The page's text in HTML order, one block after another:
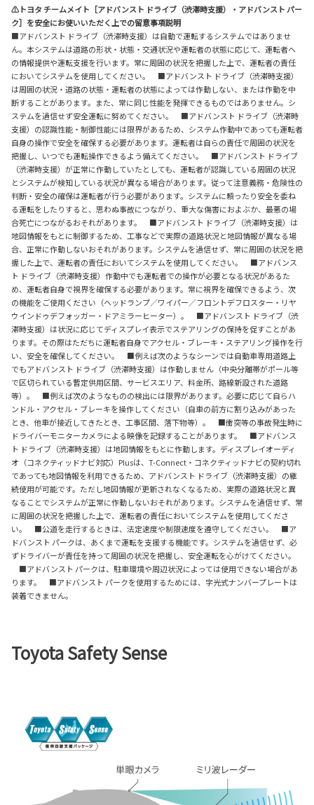
⚠トヨタ チームメイト［アドバンスト ドライブ（渋滞時支援）・アドバンスト パー
ク］を安全にお使いいただく上での留意事項説明
■アドバンスト ドライブ（渋滞時支援）は自動で運転するシステムではありませ
ん。本システムは道路の形状・状態・交通状況や運転者の状態に応じて、運転者へ
の情報提供や運転支援を行います。常に周囲の状況を把握した上で、運転者の責任
においてシステムを使用してください。 ■アドバンスト ドライブ（渋滞時支援）
は周囲の状況・道路の状態・運転者の状態によっては作動しない、または作動を中
断することがあります。また、常に同じ性能を発揮できるものではありません。シ
ステムを過信せず安全運転に努めてください。 ■アドバンスト ドライブ（渋滞時
支援）の認識性能・制御性能には限界があるため、システム作動中であっても運転者
自身の操作で安全を確保する必要があります。運転者は自らの責任で周囲の状況を
把握し、いつでも運転操作できるよう備えてください。 ■アドバンスト ドライブ
（渋滞時支援）が正常に作動していたとしても、運転者が認識している周囲の状況
とシステムが検知している状況が異なる場合があります。従って注意義務・危険性の
判断・安全の確保は運転者が行う必要があります。システムに頼ったり安全を委ね
る運転をしたりすると、思わぬ事故につながり、重大な傷害におよぶか、最悪の場
合死亡につながるおそれがあります。 ■アドバンスト ドライブ（渋滞時支援）は
地図情報をもとに制御するため、工事などで実際の道路状況と地図情報が異なる場
合、正常に作動しないおそれがあります。システムを過信せず、常に周囲の状況を把
握した上で、運転者の責任においてシステムを使用してください。 ■アドバンス
ト ドライブ（渋滞時支援）作動中でも運転者での操作が必要となる状況があるた
め、運転者自身で視界を確保する必要があります。常に視界を確保できるよう、次
の機能をご使用ください（ヘッドランプ／ワイパー／フロントデフロスター・リヤ
ウインドゥデフォッガー・ドアミラーヒーター）。 ■アドバンスト ドライブ（渋
滞時支援）は状況に応じてディスプレイ表示でステアリングの保持を促すことがあ
ります。その際はただちに運転者自身でアクセル・ブレーキ・ステアリング操作を行
い、安全を確保してください。 ■例えば次のようなシーンでは自動車専用道路上
でもアドバンスト ドライブ（渋滞時支援）は作動しません（中央分離帯がポール等
で区切られている暫定供用区間、サービスエリア、料金所、路線新設された道路
等）。 ■例えば次のようなものの検出には限界があります。必要に応じて自らハ
ンドル・アクセル・ブレーキを操作してください（自車の前方に割り込みがあった
とき、他車が接近してきたとき、工事区間、落下物等）。 ■衝突等の事故発生時に
ドライバーモニターカメラによる映像を記録することがあります。 ■アドバンス
ト ドライブ（渋滞時支援）は地図情報をもとに作動します。ディスプレイオーディ
オ（コネクティッドナビ対応）Plusは、T-Connect・コネクティッドナビの契約切れ
であっても地図情報を利用できるため、アドバンスト ドライブ（渋滞時支援）の継
続使用が可能です。ただし地図情報が更新されなくなるため、実際の道路状況と異
なることでシステムが正常に作動しないおそれがあります。システムを過信せず、常
に周囲の状況を把握した上で、運転者の責任においてシステムを使用してくださ
い。 ■公道を走行するときは、法定速度や制限速度を遵守してください。 ■ア
ドバンスト パークは、あくまで運転を支援する機能です。システムを過信せず、必
ずドライバーが責任を持って周囲の状況を把握し、安全運転を心がけてください。
■アドバンスト パークは、駐車環境や周辺状況によっては使用できない場合があ
ります。 ■アドバンスト パークを使用するためには、字光式ナンバープレートは
装着できません。
Toyota Safety Sense